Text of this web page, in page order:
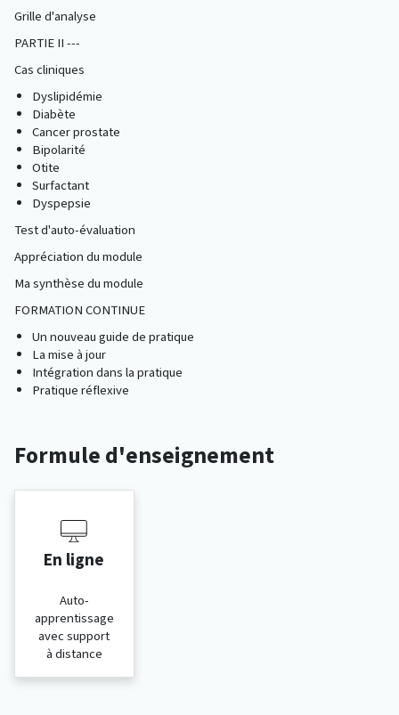
Grille d'analyse
PARTIE II ---
Cas cliniques
Dyslipidémie
Diabète
Cancer prostate
Bipolarité
Otite
Surfactant
Dyspepsie
Test d'auto-évaluation
Appréciation du module
Ma synthèse du module
FORMATION CONTINUE
Un nouveau guide de pratique
La mise à jour
Intégration dans la pratique
Pratique réflexive
Formule d'enseignement
En ligne
Auto-
apprentissage
avec support
à distance